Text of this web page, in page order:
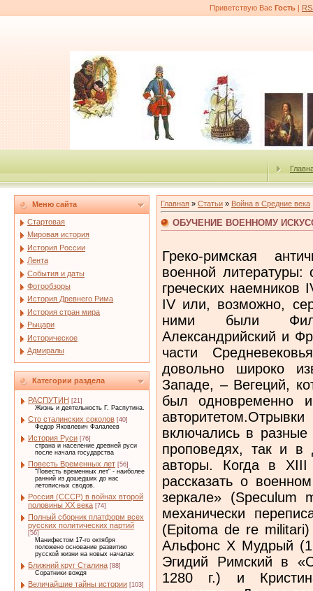
Приветствую Вас Гость |
Меню сайта
Стартовая
Мировая история
История России
Лента
События и даты
Фотообзоры
История Древнего Рима
История стран мира
Рыцари
Историческое
Адмиралы
Категории раздела
РАСПУТИН [21]
Жизнь и деятельность Г. Распутина.
Сто сталинских соколов [40]
Федор Яковлевич Фалалеев
История Руси [76]
страна и население древней руси
после начала государства
Повесть Временных лет [56]
"Повесть временных лет" - наиболее
ранний из дошедших до нас
летописных сводов.
Россия (СССР) в войнах второй
половины XX века [74]
Полный сборник платформ всех
русских политических партий
[56]
Манифестом 17-го октября
положено основание развитию
русской жизни на новых началах
Ближний круг Сталина [88]
Соратники вождя
Величайшие тайны истории [103]
Главная » Статьи » Война в Средние века
ОБУЧЕНИЕ ВОЕННОМУ
Греко-римская античность создала целый свод военной литературы: от Энея Тактика, предводителя греческих наемников IV в. до н. э., до Вегеция (конец IV или, возможно, середина V в. н. э.)505, а между ними были Филон Византийский, Герон Александрийский и Фронтин. На протяжении большей части Средневековья только один из них был довольно широко известен, по крайней мере на Западе, – Вегеций, который в области военного дела был одновременно и главным автором,и главным авторитетом.Отрывки из его произведений включались в разные сборники, его упоминали как в проповедях, так и в духовных трактатах церковные авторы. Когда в XIII в. Винцент из Бове пожелал рассказать о военном искусстве в своем «Большом зеркале» (Speculum majus), то он почти полностью механически переписал трактат «О военном деле» (Epitoma de re militari) Вегеция. To же самое сделали Альфонс X Мудрый (1252-1284 гг.) в «Siete Partidas», Эгидий Римский в «Об управлении государей» (ок. 1280 г.) и Кристина Пизанская в «Рыцарском искусстве». До нас дошли десятки рукописей Вегеция. Они довольно рано был переведены на народные языки: французские переводы были сделаны Жаном де Меном, «Мэтром Ришаром», Жаном Приора и Жаном де Винье; итальянский перевод – Боно Джимабони. Работы Вегеция имелись в библиотеке герцога Эврара Фриульского в IX в.506, у принца Эдуарда, будущего короля Англии Эдуарда I, в XIII в.507, у сэра Джона Фастолфа в XV в.508Естественно, что его не мог не процитировать Дионисий Картезианец в своем труде «О жизни военных» (De vita militarium)509, а Кристина Пизанская советовала почитать по крайней мере IV книгу Вегеция «благородной баронессе», которой придется защищать свои земли в отсутствие мужа, отправившегося на войну510. Были даже рукописи Вегеция карманного формата511. И среди книг, которые Жан Жерсон рекомендовал для библиотеки дофина, упомянуты «Об управлении государей» Эгидия Римского (составной частью ее был Вегеций), сочинение Валерия Максима, «О военных хитростях» (De stratagematibus bellicis) Фронтина и «О военном деле» самого Вегеция512. Конкретное влияние этого авторитета определить трудно, поскольку, с одной стороны, армия, которую имеет в виду Вегеций, по своему набору, составу, задачам и даже по самому воинскому духу была глубоко отличной от средневековых армий, а с другой – в большинстве случаев можно только предполагать наличие теоретических знаний у военных предводителей и командующих. Известны лишь редкие случае прямого использования Вегеция с более или менее успешными результатами: в IX в. Рабан Мавр советовал Лотарю I перечитать Вегеция, чтобы оказать сопротивление норманнам513; тот же автор составил по Вегецию краткое руководство со своими вставками, где был сделан многозначительный акцент на роль кавалерии514. В 1147 г., когда граф Анжуйский Жоффруа Плантагенет осаждал некий замок в долине Луары, он поинтересовался у монахов Мармутье, как изготовить зажигательную бомбу, и она была сделана по рукописи Вегеция и затем использована515. Немного позднее о епископе Оксерра Гуго де Нуайе (1183-1206 гг.) писали, что он «с радостью собирал множество рыцарей и охотнее обсуждал с ними военные вопросы, а также часто читал Вегеция, писавшего об этом, и давал рыцарям много наставлений, почерпнутых у него516. Во время осады Нейса Карлом Смелым в 1474-1475 гг. один кастильский рыцарь, которого «уважали за большую ловкость и изобретательность», вдохновившись «Вегецием и другими известными, почитаемыми и авторитетными писателями по военному искусству», убедил герцога Бургундского сделать машину под названием «журавль» и набросал на бумаге ее схему; герцог Карл согласился, и была построена машина, своего рода башня на колесах, снабженная лестницей высотой в 60 футов, которую, «наподобие подъемного моста», можно было во время штурма перебросить к стене; но из-за топкого грунта башня увязла в грязи, под смех осажденных517. Наряду с Вегецием следует упомянуть и занимавшие более скромное место «Стратагемы» Фронтина, которые были, например, в книжном собрании Никола де Бэ в начале XV в.518;